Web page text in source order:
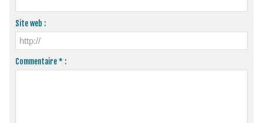
Site web :
Commentaire * :